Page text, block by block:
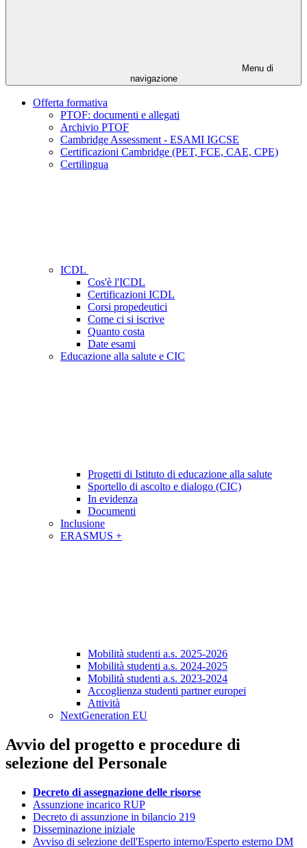
Menu di
navigazione
Offerta formativa
PTOF: documenti e allegati
Archivio PTOF
Cambridge Assessment - ESAMI IGCSE
Certificazioni Cambridge (PET, FCE, CAE, CPE)
Certilingua
ICDL
Cos'è l'ICDL
Certificazioni ICDL
Corsi propedeutici
Come ci si iscrive
Quanto costa
Date esami
Educazione alla salute e CIC
Progetti di Istituto di educazione alla salute
Sportello di ascolto e dialogo (CIC)
In evidenza
Documenti
Inclusione
ERASMUS +
Mobilità studenti a.s. 2025-2026
Mobilità studenti a.s. 2024-2025
Mobilità studenti a.s. 2023-2024
Accoglienza studenti partner europei
Attività
NextGeneration EU
Avvio del progetto e procedure di
selezione del Personale
Decreto di assegnazione delle risorse
Assunzione incarico RUP
Decreto di assunzione in bilancio 219
Disseminazione iniziale
Avviso di selezione dell'Esperto interno/Esperto esterno DM